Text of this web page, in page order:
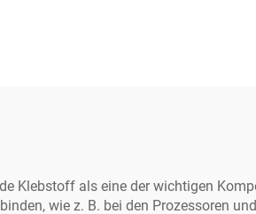
Klebstoff als eine der wichtigen
wie z. B. bei den Prozessoren